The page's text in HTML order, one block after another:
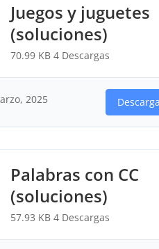
Juegos y juguetes
(soluciones)
70.99 KB4 Descargas
2025
Palabras con CC
(soluciones)
57.93 KB4 Descargas